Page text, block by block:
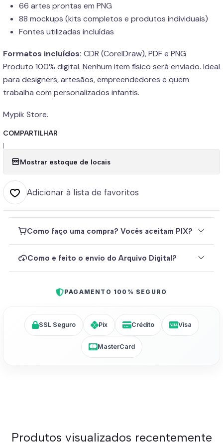
66 artes prontas em PNG
88 mockups (kits completos e produtos individuais)
Fontes utilizadas incluídas
Formatos incluídos: CDR (CorelDraw), PDF e PNG
Produto 100% digital. Nenhum item físico será enviado. Ideal
para designers, artesãos, empreendedores e quem
trabalha com personalizados infantis.
Mypik Store.
COMPARTILHAR
|
Mostrar estoque de locais
Adicionar à lista de favoritos
Como faço uma compra? Vocês aceitam PIX?
Como e feito o envio do Arquivo Digital?
PAGAMENTO 100% SEGURO
SSL Seguro Pix Crédito Visa
MasterCard
Produtos visualizados recentemente